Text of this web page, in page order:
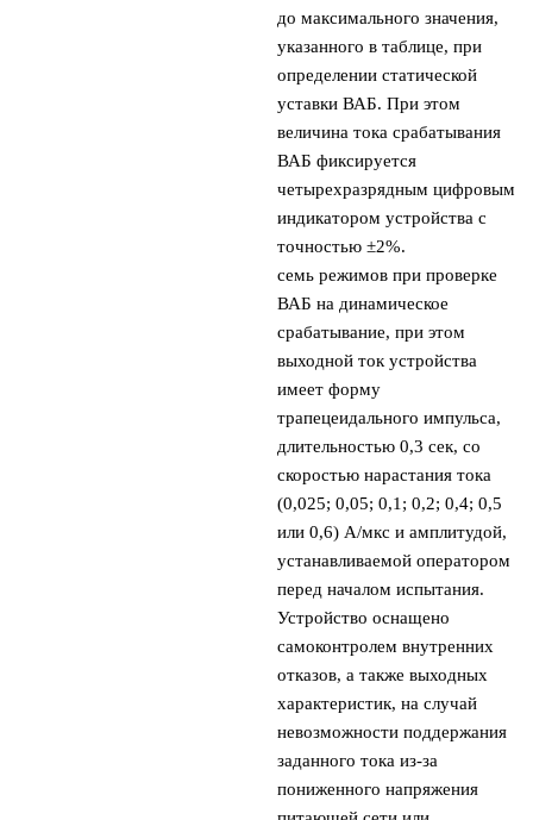
до максимального значения,
указанного в таблице, при
определении статической
уставки ВАБ. При этом
величина тока срабатывания
ВАБ фиксируется
четырехразрядным цифровым
индикатором устройства с
точностью ±2%.
семь режимов при проверке
ВАБ на динамическое
срабатывание, при этом
выходной ток устройства
имеет форму
трапецеидального импульса,
длительностью 0,3 сек, со
скоростью нарастания тока
(0,025; 0,05; 0,1; 0,2; 0,4; 0,5
или 0,6) А/мкс и амплитудой,
устанавливаемой оператором
перед началом испытания.
Устройство оснащено
самоконтролем внутренних
отказов, а также выходных
характеристик, на случай
невозможности поддержания
заданного тока из-за
пониженного напряжения